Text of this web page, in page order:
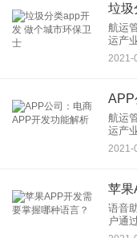
垃圾
航运管
运产
业基
孤立
2021-
APP
航运管
运产
业基
孤立
2021-
苹果
语音助手
户通
备搜